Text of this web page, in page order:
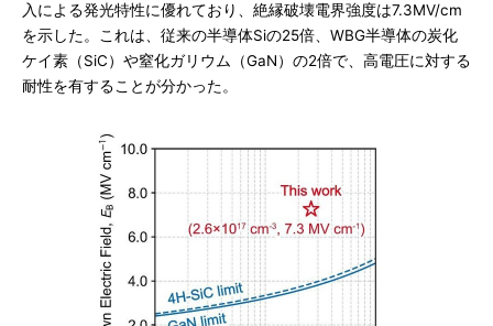
入による発光特性に優れており、絶縁破壊電界強度は7.3MV/cm
を示した。これは、従来の半導体Siの25倍、WBG半導体の炭化
ケイ素（SiC）や窒化ガリウム（GaN）の2倍で、高電圧に対する
耐性を有することが分かった。